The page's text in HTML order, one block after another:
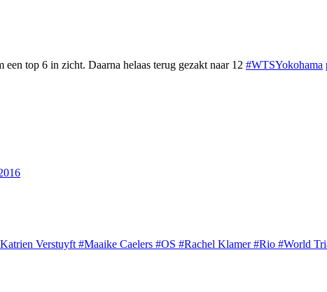
een top 6 in zicht. Daarna helaas terug gezakt naar 12 #WTSYokohama
Verstuyft #Maaike Caelers #OS #Rachel Klamer#Rio #World